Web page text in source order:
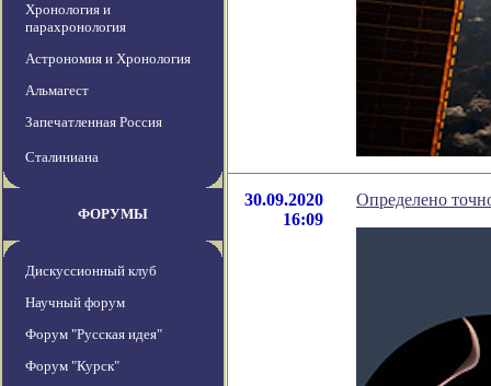
Хронология и
парахронология
Астрономия и Хронология
Альмагест
Запечатленная Россия
Сталиниана
ФОРУМЫ
Дискуссионный клуб
Научный форум
Форум "Русская идея"
Форум "Курск"
30.09.2020
16:09
Определено